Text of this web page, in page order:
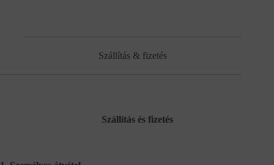
Szállítás & fizetés
Szállítás és fizetés